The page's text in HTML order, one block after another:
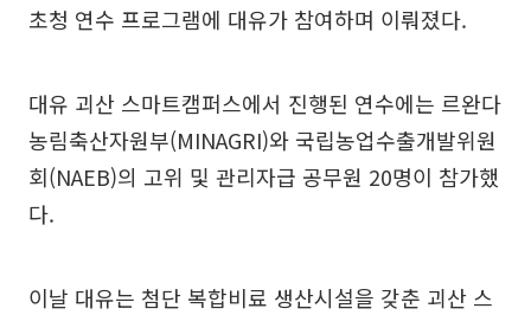
초청 연수 프로그램에 대유가 참여하며 이뤄졌다.
대유 괴산 스마트캠퍼스에서 진행된 연수에는 르완다
농림축산자원부(MINAGRI)와 국립농업수출개발위원
회(NAEB)의 고위 및 관리자급 공무원 20명이 참가했
다.
이날 대유는 첨단 복합비료 생산시설을 갖춘 괴산 스